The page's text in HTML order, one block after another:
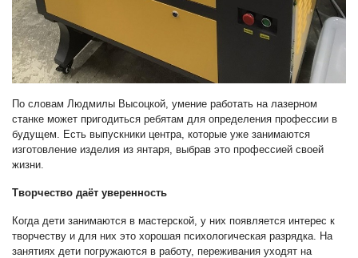
По словам Людмилы Высоцкой, умение работать на лазерном
станке может пригодиться ребятам для определения профессии в
будущем. Есть выпускники центра, которые уже занимаются
изготовление изделия из янтаря, выбрав это профессией своей
жизни.
Творчество даёт уверенность
Когда дети занимаются в мастерской, у них появляется интерес к
творчеству и для них это хорошая психологическая разрядка. На
занятиях дети погружаются в работу, переживания уходят на